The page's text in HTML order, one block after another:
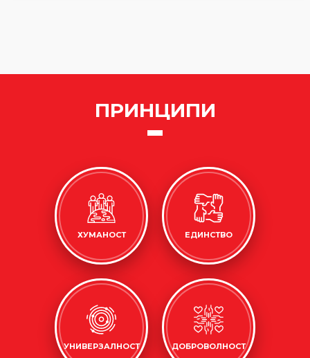
ПРИНЦИПИ
ХУМАНОСТ ЕДИНСТВО
УНИВЕРЗАЛНОСТ ДОБРОВОЛНОСТ